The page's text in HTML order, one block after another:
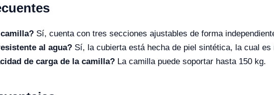
Sí, cuenta con tres secciones ajustables de forma
al agua? Sí, la cubierta está hecha de piel sintética, la cual
de carga de la camilla? La camilla puede soportar hasta 150 kg.